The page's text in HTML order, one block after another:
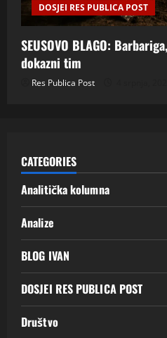
DOSJEI RES PUBLICA POST
SEUSOVO BLAGO:
dokazni tim
Res Publica Post
CATEGORIES
Analitička kolumna
Analize
BLOG IVAN
DOSJEI RES PUBLICA POST
Društvo